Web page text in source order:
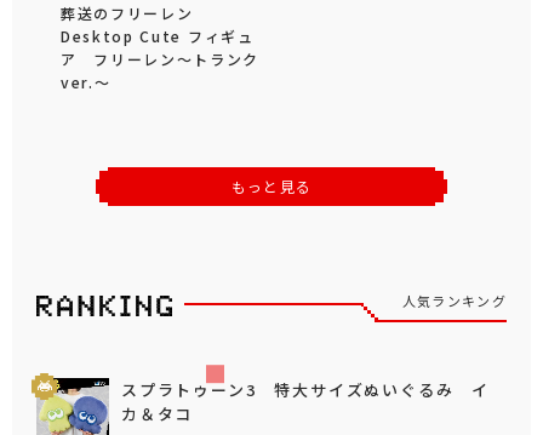
葬送のフリーレン
Desktop Cute フィギュ
ア フリーレン～トランク
ver.～
もっと見る
人気ランキング
スプラトゥーン3 特大サイズぬいぐるみ イ
カ＆タコ